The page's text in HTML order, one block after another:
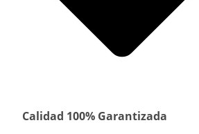
Calidad 100% Garantizada